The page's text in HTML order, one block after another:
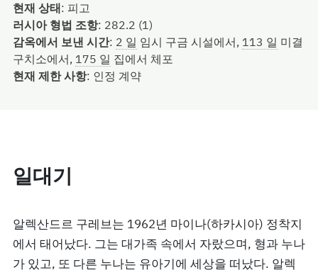
현재 상태: 피고
러시아 형법 조항: 282.2 (1)
감옥에서 보낸 시간: 2 일 임시 구금 시설에서, 113 일 미결
구치소에서, 175 일 집에서 체포
현재 제한 사항: 인정 계약
일대기
알렉산드르 구레브는 1962년 마이나(하카시아) 정착지
에서 태어났다. 그는 대가족 속에서 자랐으며, 형과 누나
가 있고, 또 다른 누나는 유아기에 세상을 떠났다. 알렉